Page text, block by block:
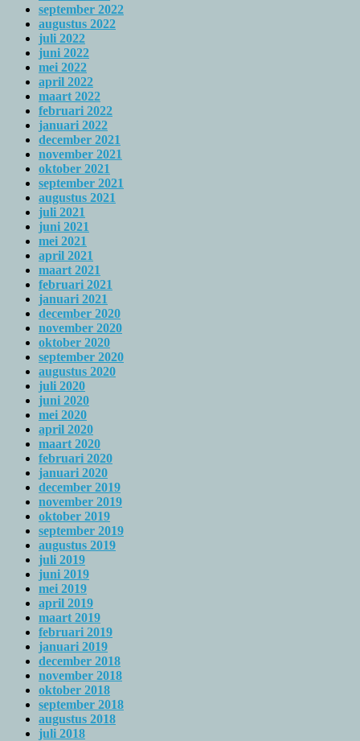
september 2022
augustus 2022
juli 2022
juni 2022
mei 2022
april 2022
maart 2022
februari 2022
januari 2022
december 2021
november 2021
oktober 2021
september 2021
augustus 2021
juli 2021
juni 2021
mei 2021
april 2021
maart 2021
februari 2021
januari 2021
december 2020
november 2020
oktober 2020
september 2020
augustus 2020
juli 2020
juni 2020
mei 2020
april 2020
maart 2020
februari 2020
januari 2020
december 2019
november 2019
oktober 2019
september 2019
augustus 2019
juli 2019
juni 2019
mei 2019
april 2019
maart 2019
februari 2019
januari 2019
december 2018
november 2018
oktober 2018
september 2018
augustus 2018
juli 2018